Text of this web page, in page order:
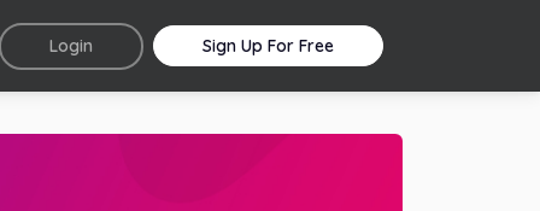
Login Sign Up For Free